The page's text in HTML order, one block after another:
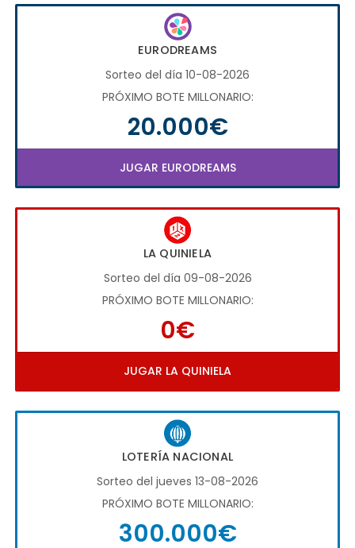
EURODREAMS
Sorteo del día 10-08-2026
PRÓXIMO BOTE MILLONARIO:
20.000€
JUGAR EURODREAMS
LA QUINIELA
Sorteo del día 09-08-2026
PRÓXIMO BOTE MILLONARIO:
0€
JUGAR LA QUINIELA
LOTERÍA NACIONAL
Sorteo del jueves 13-08-2026
PRÓXIMO BOTE MILLONARIO:
300.000€